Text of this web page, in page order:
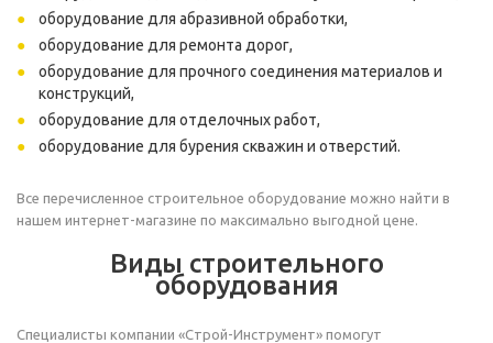
оборудование для абразивной обработки,
оборудование для ремонта дорог,
оборудование для прочного соединения материалов и
конструкций,
оборудование для отделочных работ,
оборудование для бурения скважин и отверстий.
Все перечисленное строительное оборудование можно найти в
нашем интернет-магазине по максимально выгодной цене.
Виды строительного
оборудования
Специалисты компании «Строй-Инструмент» помогут